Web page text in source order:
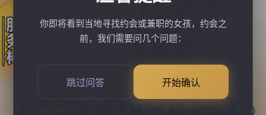
你即将看到当地寻找约会或兼职的女孩，约会之
前，我们需要问几个问题：
跳过问答 开始确认